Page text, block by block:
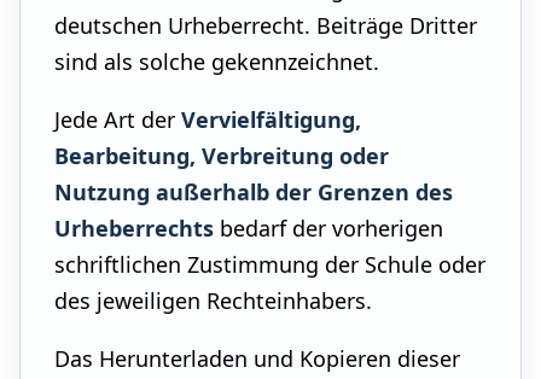
deutschen Urheberrecht. Beiträge Dritter
sind als solche gekennzeichnet.
Jede Art derVervielfältigung,
Bearbeitung, Verbreitung oder
Nutzung außerhalb der Grenzen des
Urheberrechts bedarf der vorherigen
schriftlichen Zustimmung der Schule oder
des jeweiligen Rechteinhabers.
Das Herunterladen und Kopieren dieser